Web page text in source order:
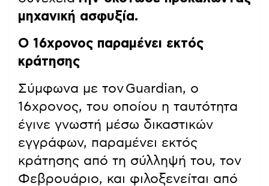
μηχανική ασφυξία.
Ο 16χρονος παραμένει εκτός
κράτησης
Σύμφωνα με τον Guardian, o
16χρονος, του οποίου η ταυτότητα
έγινε γνωστή μέσω δικαστικών
εγγράφων, παραμένει εκτός
κράτησης από τη σύλληψή του, τον
Φεβρουάριο, και φιλοξενείται από